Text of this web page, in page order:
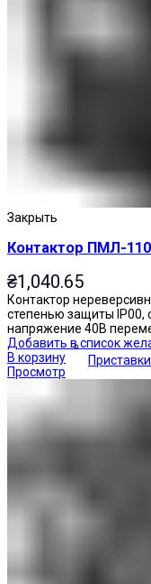
Закрыть
Контактор ПМЛ-
₴1,040.65
Контактор
степенью защиты IP00,
напряжение 40В
Добавить в список
В корзину
Просмотр